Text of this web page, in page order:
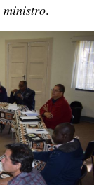
ministro.